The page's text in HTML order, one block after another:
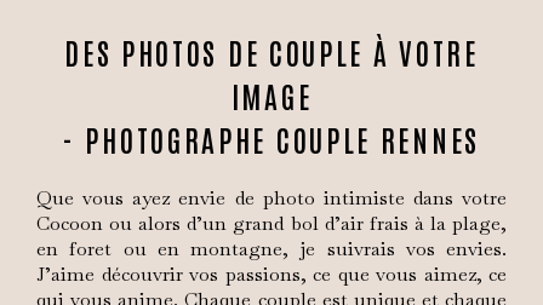
DES PHOTOS DE COUPLE À VOTRE
IMAGE
- PHOTOGRAPHE COUPLE RENNES
Que vous ayez envie de photo intimiste dans votre
Cocoon ou alors d’un grand bol d’air frais à la plage,
en foret ou en montagne, je suivrais vos envies.
J’aime découvrir vos passions, ce que vous aimez, ce
qui vous anime. Chaque couple est unique et chaque